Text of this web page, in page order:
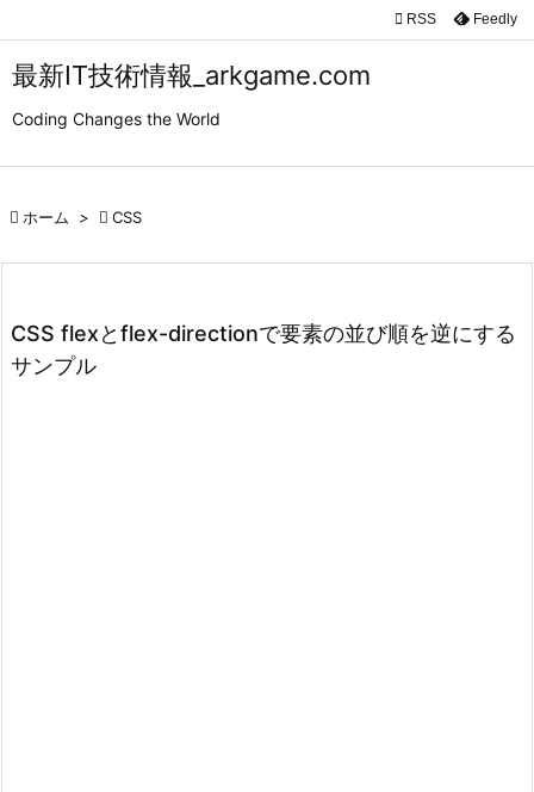
最新IT技術情報_arkgame.com
Coding Changes the World


検索
 RSS Feedly
 ホーム >  CSS
CSS flexとflex-directionで要素の並び順を逆にする
サンプル